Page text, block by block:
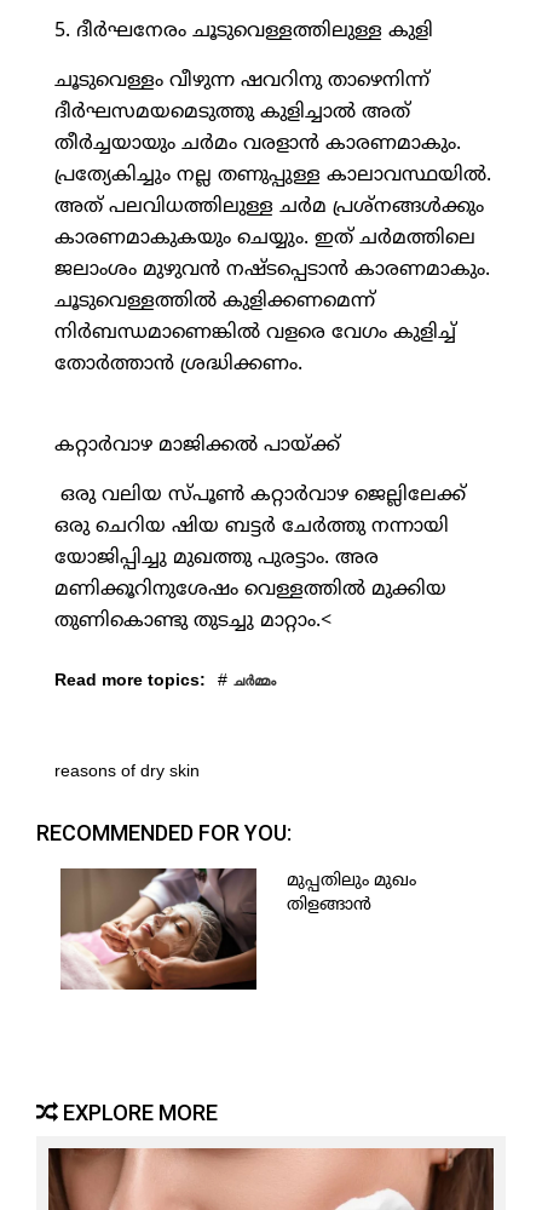
5. ദീര്‍ഘനേരം ചൂടുവെള്ളത്തിലുള്ള കുളി
ചൂടുവെള്ളം വീഴുന്ന ഷവറിനു താഴെനിന്ന്
ദീര്‍ഘസമയമെടുത്തു കുളിച്ചാല്‍ അത്
തീര്‍ച്ചയായും ചര്‍മം വരളാന്‍ കാരണമാകും.
പ്രത്യേകിച്ചും നല്ല തണുപ്പുള്ള കാലാവസ്ഥയില്‍.
അത് പലവിധത്തിലുള്ള ചര്‍മ പ്രശ്‌നങ്ങള്‍ക്കും
കാരണമാകുകയും ചെയ്യും. ഇത് ചര്‍മത്തിലെ
ജലാംശം മുഴുവന്‍ നഷ്ടപ്പെടാന്‍ കാരണമാകും.
ചൂടുവെള്ളത്തില്‍ കുളിക്കണമെന്ന്
നിര്‍ബന്ധമാണെങ്കില്‍ വളരെ വേഗം കുളിച്ച്
തോര്‍ത്താന്‍ ശ്രദ്ധിക്കണം.
കറ്റാര്‍വാഴ മാജിക്കല്‍ പായ്ക്ക്
ഒരു വലിയ സ്പൂണ്‍ കറ്റാര്‍വാഴ ജെല്ലിലേക്ക്
ഒരു ചെറിയ ഷിയ ബട്ടര്‍ ചേര്‍ത്തു നന്നായി
യോജിപ്പിച്ചു മുഖത്തു പുരട്ടാം. അര
മണിക്കൂറിനുശേഷം വെള്ളത്തില്‍ മുക്കിയ
തുണികൊണ്ടു തുടച്ചു മാറ്റാം.<
Read more topics: # ചര്‍മ്മം
reasons of dry skin
RECOMMENDED FOR YOU:
മുപ്പതിലും മുഖം
തിളങ്ങാന്‍
EXPLORE MORE